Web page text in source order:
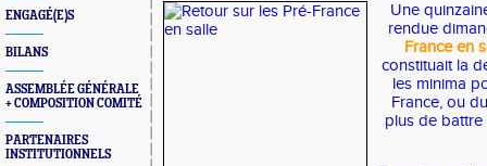
ENGAGÉ(E)S
BILANS
ASSEMBLÉE GÉNÉRALE
+ COMPOSITION COMITÉ
PARTENAIRES
INSTITUTIONNELS
Une
rendue
France en
constituait la
les minima
France, ou
plus de